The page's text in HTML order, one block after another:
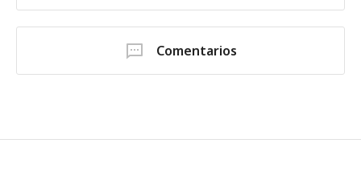
Comentarios